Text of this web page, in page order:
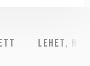
Lehet,